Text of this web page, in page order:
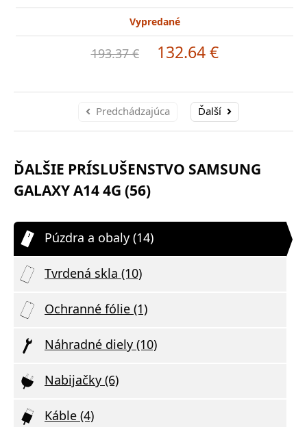
Vypredané
193.37 € 132.64 €
Predchádzajúca Ďalší
ĎALŠIE PRÍSLUŠENSTVO SAMSUNG
GALAXY A14 4G (56)
Púzdra a obaly (14)
Tvrdená skla (10)
Ochranné fólie (1)
Náhradné diely (10)
Nabijačky (6)
Káble (4)